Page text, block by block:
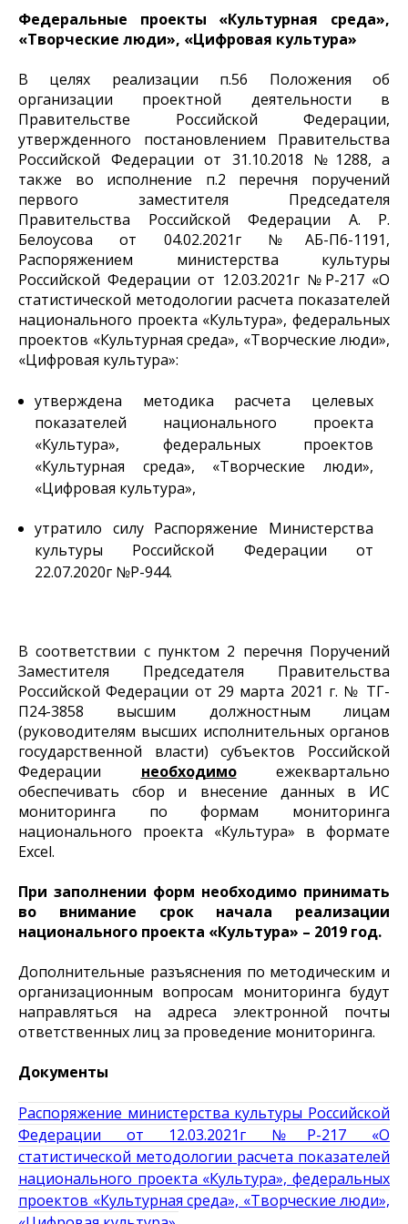
Федеральные проекты «Культурная среда»,
«Творческие люди», «Цифровая культура»
В целях реализации п.56 Положения об
организации проектной деятельности в
Правительстве Российской Федерации,
утвержденного постановлением Правительства
Российской Федерации от 31.10.2018 №1288, а
также во исполнение п.2 перечня поручений
первого заместителя Председателя
Правительства Российской Федерации А. Р.
Белоусова от 04.02.2021г №АБ-П6-1191,
Распоряжением министерства культуры
Российской Федерации от 12.03.2021г №Р-217 «О
статистической методологии расчета показателей
национального проекта «Культура», федеральных
проектов «Культурная среда», «Творческие люди»,
«Цифровая культура»:
утверждена методика расчета целевых
показателей национального проекта
«Культура», федеральных проектов
«Культурная среда», «Творческие люди»,
«Цифровая культура»,
утратило силу Распоряжение Министерства
культуры Российской Федерации от
22.07.2020г №Р-944.
В соответствии с пунктом 2 перечня Поручений
Заместителя Председателя Правительства
Российской Федерации от 29 марта 2021 г. № ТГ-
П24-3858 высшим должностным лицам
(руководителям высших исполнительных органов
государственной власти) субъектов Российской
Федерации необходимо
ежеквартально
обеспечивать сбор и внесение данных в ИС
мониторинга по формам мониторинга
национального проекта «Культура» в формате
Excel.
При заполнении форм необходимо принимать
во внимание срок начала реализации
национального проекта «Культура» – 2019 год.
Дополнительные разъяснения по методическим и
организационным вопросам мониторинга будут
направляться на адреса электронной почты
ответственных лиц за проведение мониторинга.
Документы
Распоряжение министерства культуры Российской
Федерации от 12.03.2021г №Р-217 «О
статистической методологии расчета показателей
национального проекта «Культура», федеральных
проектов «Культурная среда», «Творческие люди»,